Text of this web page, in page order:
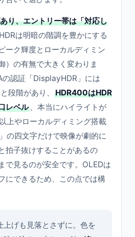
り、エントリー帯は「対応し
は明暗の階調を豊かにする
ーク輝度とローカルディミン
）の有無で大きく変わりま
の認証「DisplayHDR」には
階があり、
HDR400はHDR
レベル 、本当にハイライトが
上やローカルディミング搭載
の四文字だけで映像が劇的に
拍子抜けすることがあるの
で見るのが安全です。OLEDは
にできるため、この点では構
上げも見落とさずに。色を